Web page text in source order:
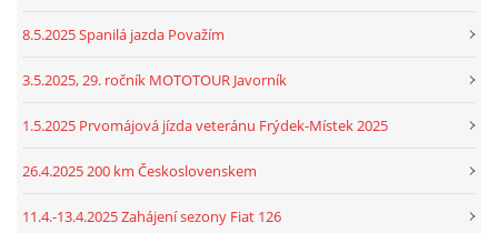
8.5.2025 Spanilá jazda Považím
3.5.2025, 29. ročník MOTOTOUR Javorník
1.5.2025 Prvomájová jízda veteránu Frýdek-Místek 2025
26.4.2025 200 km Československem
11.4.-13.4.2025 Zahájení sezony Fiat 126